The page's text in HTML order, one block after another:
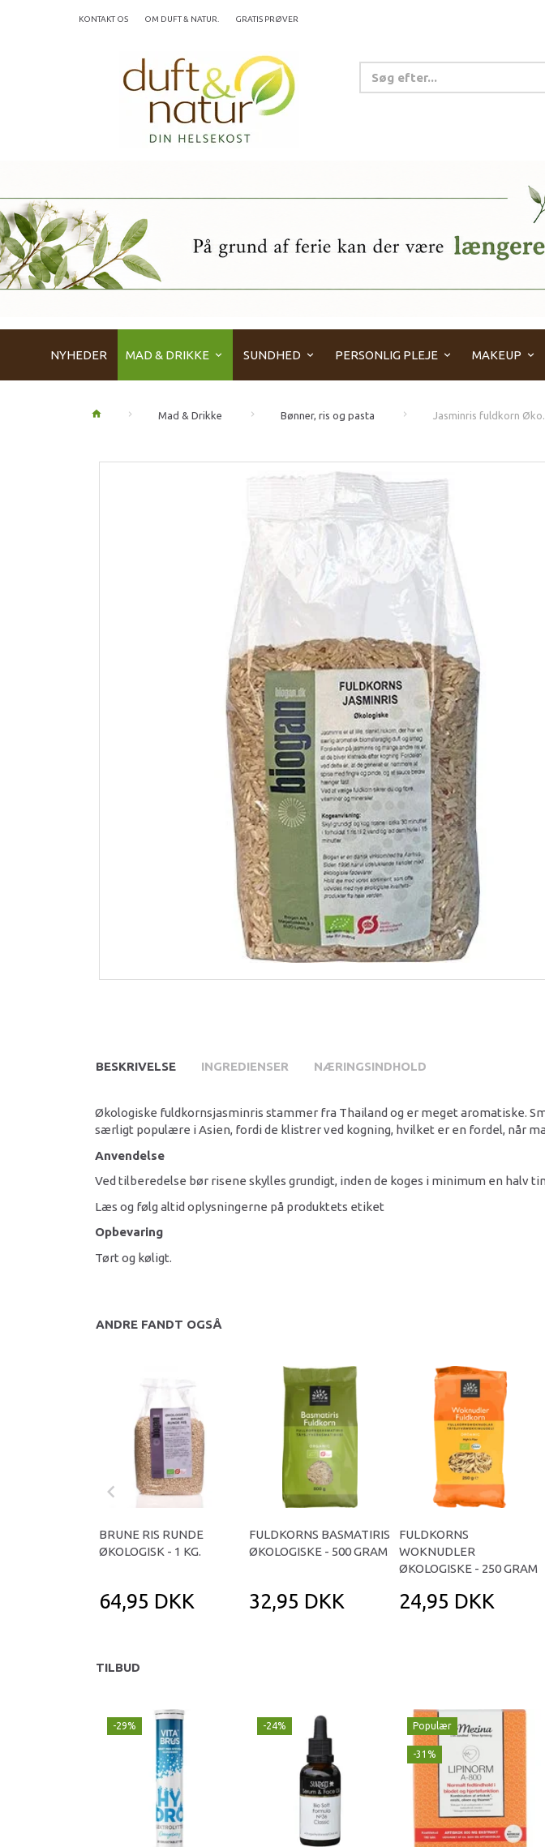
KONTAKT OS OM DUFT & NATUR. GRATIS PRØVER
NYHEDER MAD & DRIKKE SUNDHED PERSONLIG PLEJE MAKEUP
Mad & Drikke Bønner, ris og pasta Jasminris fuldkorn Øko.
BESKRIVELSE INGREDIENSER NÆRINGSINDHOLD
Økologiske fuldkornsjasminris stammer fra Thailand og er meget aromatiske.
særligt populære i Asien, fordi de klistrer ved kogning, hvilket er en fordel, når
Anvendelse
Ved tilberedelse bør risene skylles grundigt, inden de koges i minimum en halv
Læs og følg altid oplysningerne på produktets etiket
Opbevaring
Tørt og køligt.
ANDRE FANDT OGSÅ
BRUNE RIS RUNDE
ØKOLOGISK - 1 KG.
64,95 DKK
FULDKORNS BASMATIRIS
ØKOLOGISKE - 500 GRAM
32,95 DKK
FULDKORNS
WOKNUDLER
ØKOLOGISKE - 250 GRAM
24,95 DKK
TILBUD
-29% -24% Populær
-31%